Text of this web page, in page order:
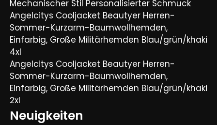
Mechanischer Stil Personalisierter Schmuck
Angelcitys Cooljacket Beautyer Herren-
Sommer-Kurzarm-Baumwollhemden,
Einfarbig, Große Militärhemden Blau/grün/khaki
4xl
Angelcitys Cooljacket Beautyer Herren-
Sommer-Kurzarm-Baumwollhemden,
Einfarbig, Große Militärhemden Blau/grün/khaki
2xl
Neuigkeiten